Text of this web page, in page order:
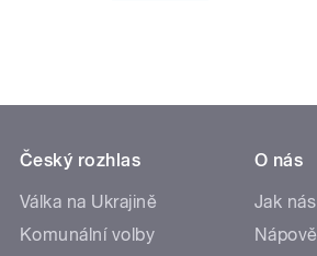
Český rozhlas
Válka na Ukrajině
Komunální volby
O nás
Jak